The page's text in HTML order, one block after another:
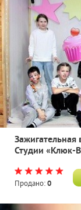
Студии «Клюк-
Продано:0